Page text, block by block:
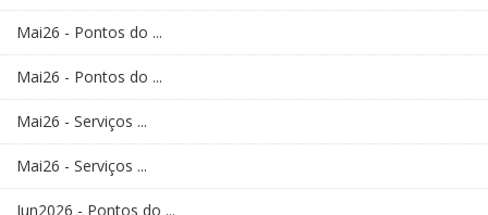
Mai26 - Pontos do ...
Mai26 - Pontos do ...
Mai26 - Serviços ...
Mai26 - Serviços ...
Jun2026 - Pontos do ...